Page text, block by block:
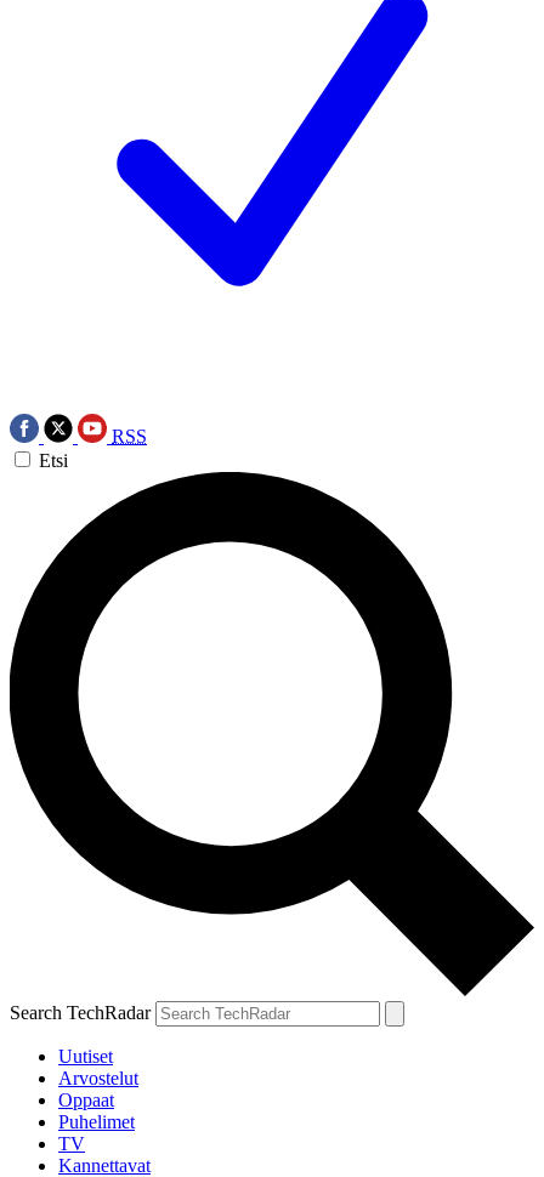
RSS
Etsi
Search TechRadar
Uutiset
Arvostelut
Oppaat
Puhelimet
TV
Kannettavat